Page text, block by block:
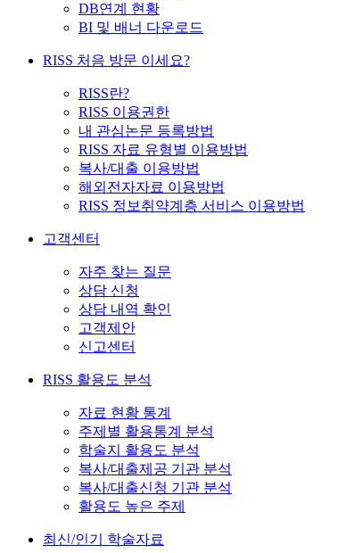
DB연계 현황
BI 및 배너 다운로드
RISS 처음 방문 이세요?
RISS란?
RISS 이용권한
내 관심논문 등록방법
RISS 자료 유형별 이용방법
복사/대출 이용방법
해외전자자료 이용방법
RISS 정보취약계층 서비스 이용방법
고객센터
자주 찾는 질문
상담 신청
상담 내역 확인
고객제안
신고센터
RISS 활용도 분석
자료 현황 통계
주제별 활용통계 분석
학술지 활용도 분석
복사/대출제공 기관 분석
복사/대출신청 기관 분석
활용도 높은 주제
최신/인기 학술자료